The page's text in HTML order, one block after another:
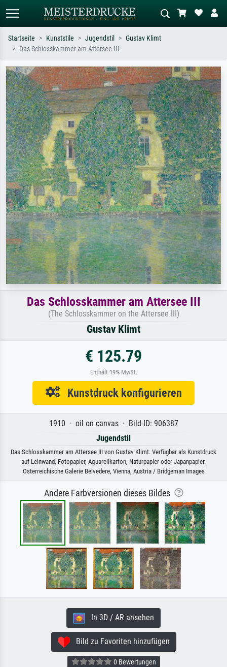
Suchen Sie nach Künstlern, Werktiteln
oder Stilen – z.B. Monet,
Sternennacht, Impressionismus, Welle
Hokusai, Akt.
Beschreiben Sie die Szene – z.B. Grüne
Wiese, Abstrakt mit viel Rot, Dunkles
Ölgemälde, Stehender Akt neben einem
Baum.
Startseite Kunststile Jugendstil
Gustav Klimt
Das Schlosskammer am Attersee III
Das Schlosskammer am Attersee III
(The Schlosskammer on the Attersee III)
Gustav Klimt
€ 125.79
Enthält 19% MwSt.
Kunstdruck konfigurieren
1910 · oil on canvas · Bild-ID: 906387
Jugendstil
Das Schlosskammer am Attersee III von Gustav Klimt. Verfügbar als Kunstdruck
auf Leinwand, Fotopapier, Aquarellkarton, Naturpapier oder Japanpapier.
Osterreichische Galerie Belvedere, Vienna, Austria / Bridgeman Images
Andere Farbversionen dieses Bildes
In 3D / AR ansehen
Bild zu Favoriten hinzufügen
0 Bewertungen